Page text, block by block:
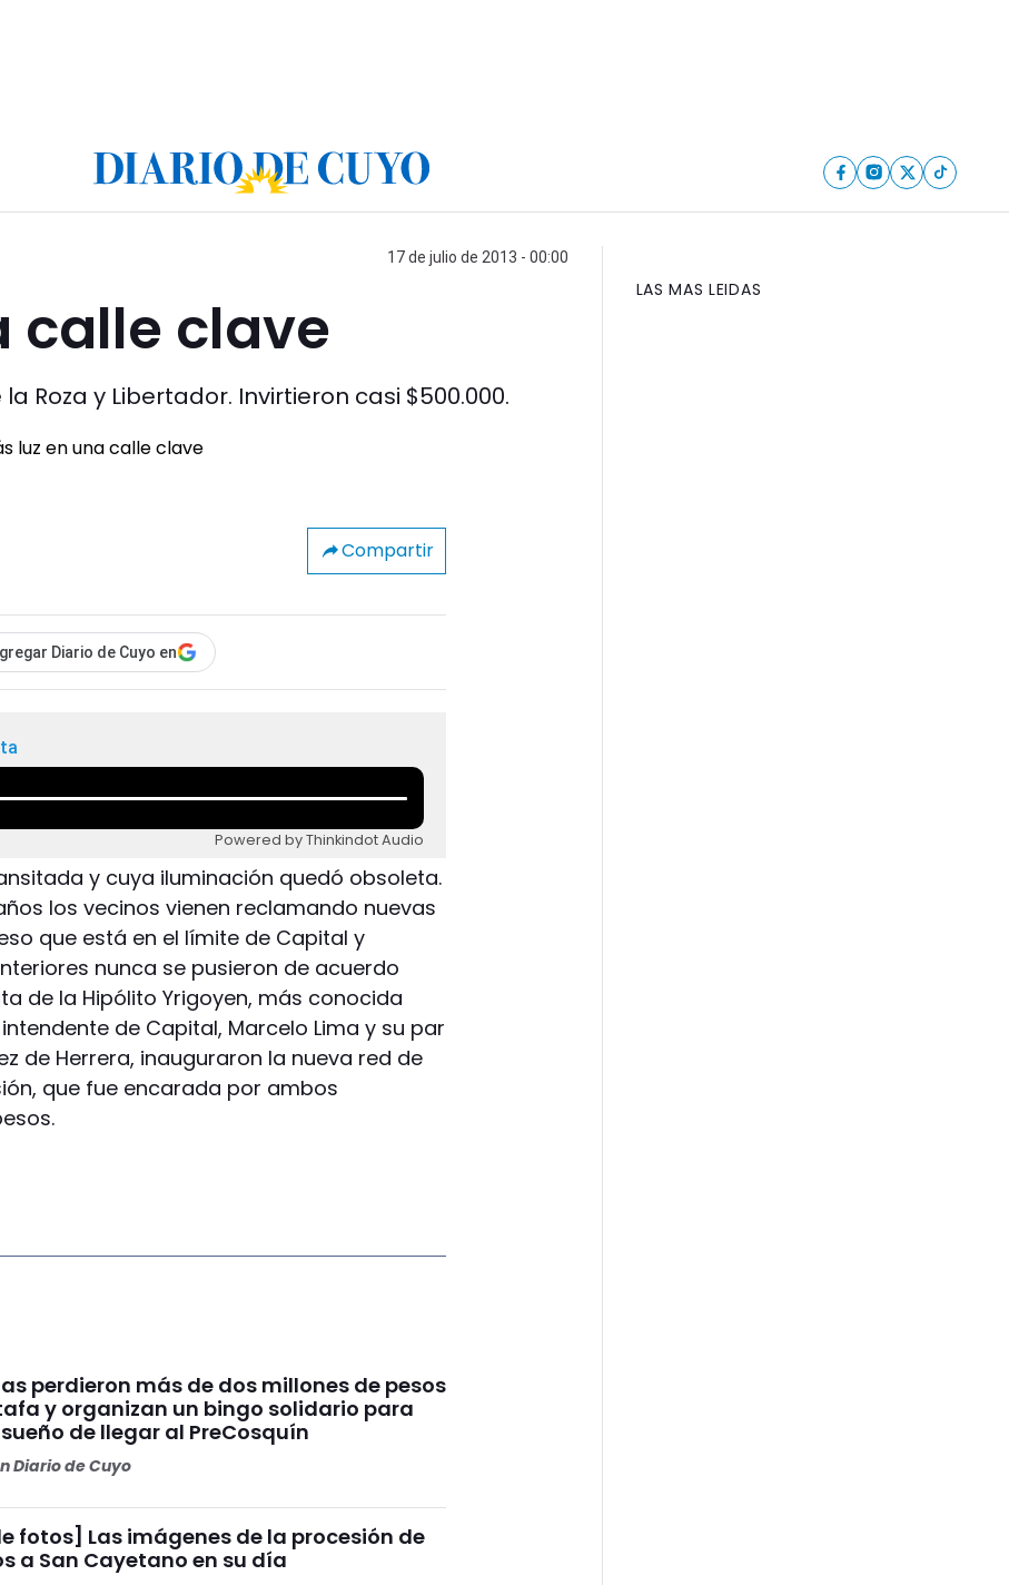
17 de julio de 2013 - 00:00
calle clave
Roza y Libertador. Invirtieron casi $500.000.
Compartir
Diario de Cuyo en
Powered by Thinkindot Audio
y cuya iluminación quedó obsoleta.
los vecinos vienen reclamando nuevas
que está en el límite de Capital y
nunca se pusieron de acuerdo
de la Hipólito Yrigoyen, más conocida
de Capital, Marcelo Lima y su par
de Herrera, inauguraron la nueva red de
que fue encarada por ambos
perdieron más de dos millones de pesos
y organizan un bingo solidario para
de llegar al PreCosquín
Diario de Cuyo
fotos] Las imágenes de la procesión de
a San Cayetano en su día
LAS MAS LEIDAS